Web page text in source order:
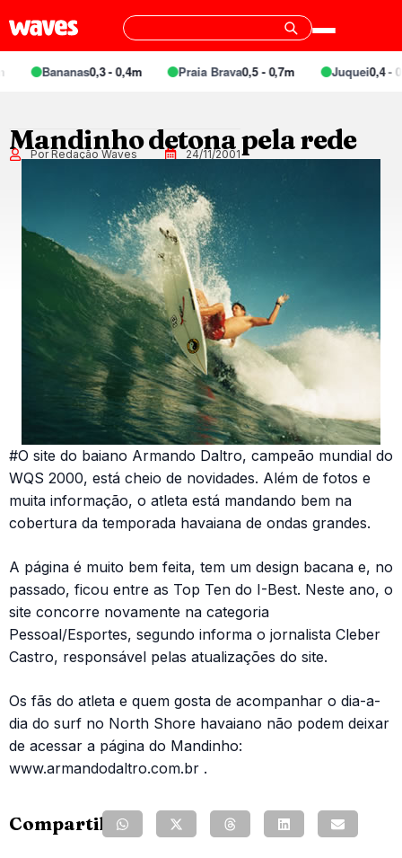
Bananas0,3 - 0,4m Praia Brava0,5 - 0,7m Juquei0,4 -
Mandinho detona pela rede
Por Redação Waves 24/11/2001
#O site do baiano Armando Daltro, campeão mundial do
WQS 2000, está cheio de novidades. Além de fotos e
muita informação, o atleta está mandando bem na
cobertura da temporada havaiana de ondas grandes.
A página é muito bem feita, tem um design bacana e, no
passado, ficou entre as Top Ten do I-Best. Neste ano, o
site concorre novamente na categoria
Pessoal/Esportes, segundo informa o jornalista Cleber
Castro, responsável pelas atualizações do site.
Os fãs do atleta e quem gosta de acompanhar o dia-a-
dia do surf no North Shore havaiano não podem deixar
de acessar a página do Mandinho:
www.armandodaltro.com.br .
Compartilhe: